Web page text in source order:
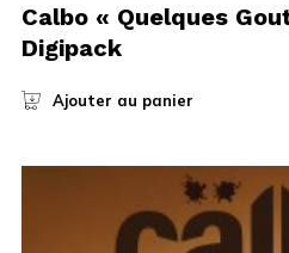
Calbo « Quelques
Digipack
Ajouter au panier